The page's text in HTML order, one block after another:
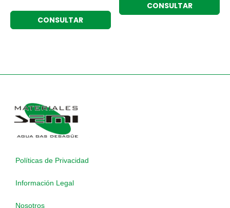
CONSULTAR
CONSULTAR
Políticas de Privacidad
Información Legal
Nosotros